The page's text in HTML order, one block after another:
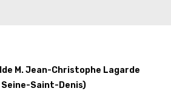
M. Jean-Christophe Lagarde
Seine-Saint-Denis)